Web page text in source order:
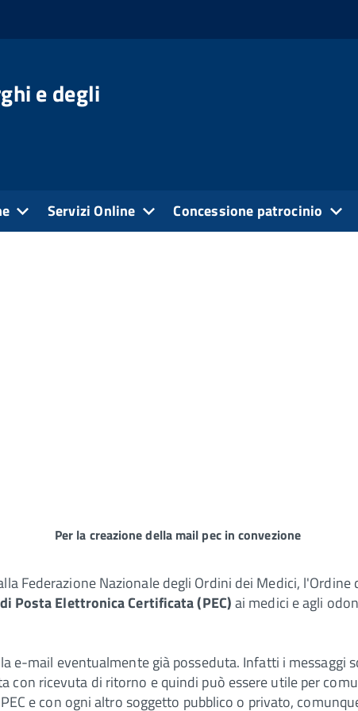
e degli
Servizi Online Concessione patrocinio
Per la creazione della mail pec in convezione
Federazione Nazionale degli Ordini dei Medici,
Posta Elettronica Certificata (PEC)ai medici e agli
e-mail eventualmente già posseduta. Infatti i messaggi
con ricevuta di ritorno e quindi può essere utile per
e con ogni altro soggetto pubblico o privato,